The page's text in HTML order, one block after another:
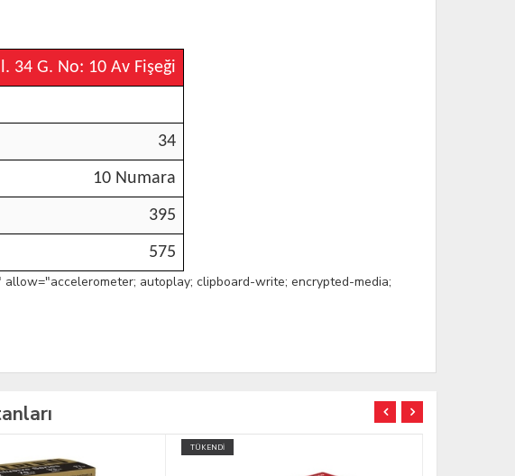
34 G. No: 10 Av Fişeği
34
10 Numara
395
575
autoplay; clipboard-write; encrypted-media;